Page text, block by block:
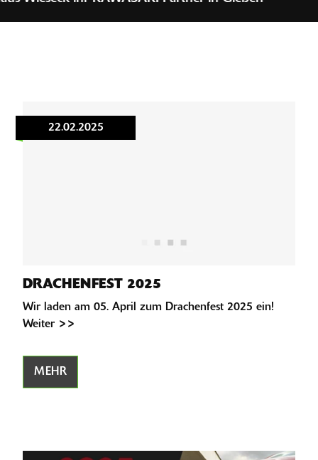
22.02.2025
DRACHENFEST 2025
Wir laden am 05. April zum Drachenfest 2025 ein!
Weiter >>
MEHR